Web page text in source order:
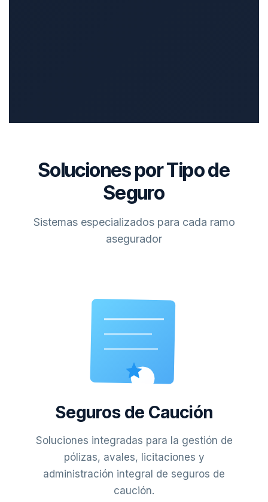
Soluciones por Tipo de
Seguro
Sistemas especializados para cada ramo
asegurador
Seguros de Caución
Soluciones integradas para la gestión de
pólizas, avales, licitaciones y
administración integral de seguros de
caución.